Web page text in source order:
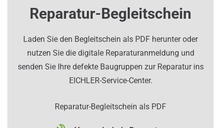
Reparatur-Begleitschein
Laden Sie den Begleitschein als PDF herunter oder
nutzen Sie die digitale Reparaturanmeldung und
senden Sie Ihre defekte Baugruppen zur Reparatur ins
EICHLER-Service-Center.
Reparatur-Begleitschein als PDF